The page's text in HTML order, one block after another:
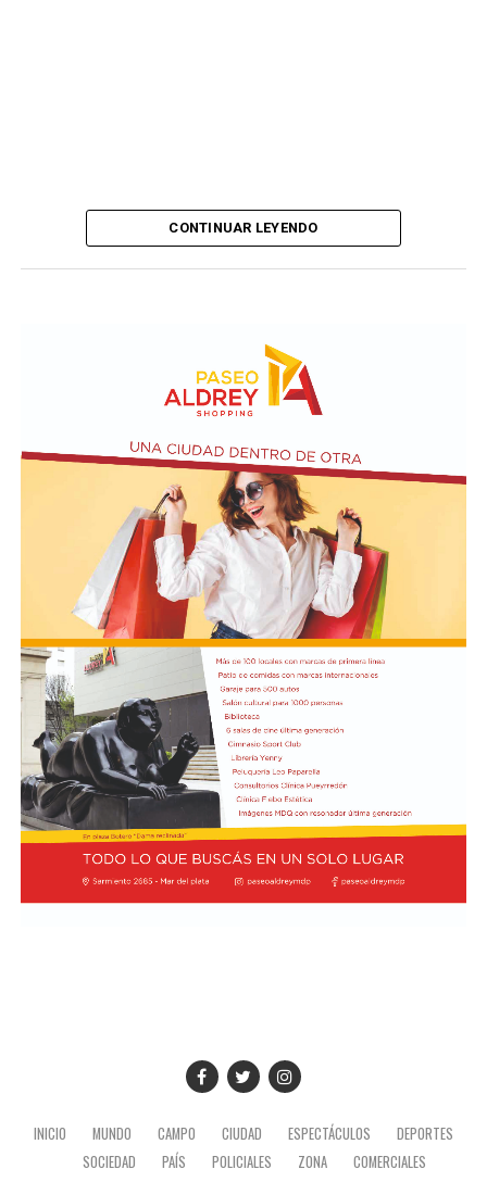
CONTINUAR LEYENDO
INICIO MUNDO CAMPO CIUDAD ESPECTÁCULOS
DEPORTES
SOCIEDAD
PAÍS POLICIALES ZONA COMERCIALES